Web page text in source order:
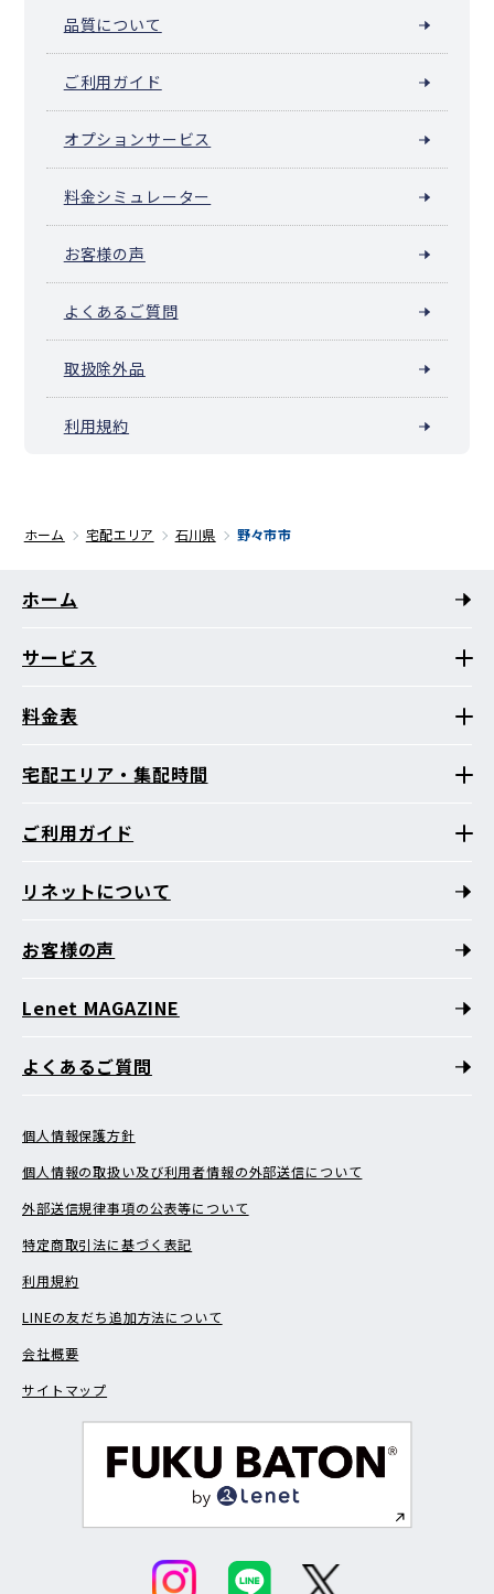
品質について
ご利用ガイド
オプションサービス
料金シミュレーター
お客様の声
よくあるご質問
取扱除外品
利用規約
ホーム 宅配エリア 石川県 野々市市
ホーム
サービス
料金表
宅配エリア・集配時間
ご利用ガイド
リネットについて
お客様の声
Lenet MAGAZINE
よくあるご質問
個人情報保護方針
個人情報の取扱い及び利用者情報の外部送信について
外部送信規律事項の公表等について
特定商取引法に基づく表記
利用規約
LINEの友だち追加方法について
会社概要
サイトマップ